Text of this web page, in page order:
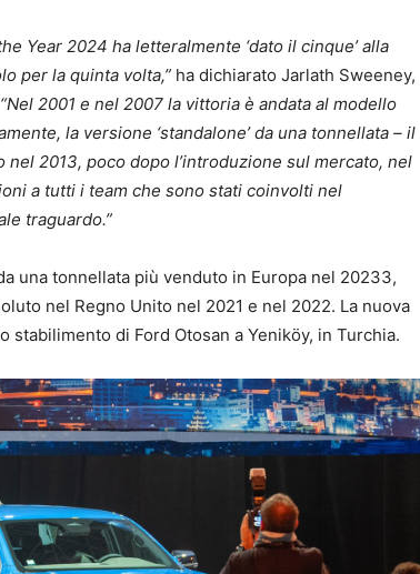
Year 2024 ha letteralmente ‘dato il cinque’ alla
per la quinta volta,” ha dichiarato Jarlath Sweeney,
“Nel 2001 e nel 2007 la vittoria è andata al modello
la versione ‘standalone’ da una tonnellata – il
2013, poco dopo l’introduzione sul mercato, nel
a tutti i team che sono stati coinvolti nel
traguardo.”
una tonnellata più venduto in Europa nel 20233,
nel Regno Unito nel 2021 e nel 2022. La nuova
stabilimento di Ford Otosan a Yeniköy, in Turchia.